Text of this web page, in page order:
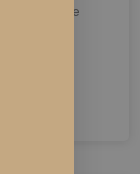
à base
de